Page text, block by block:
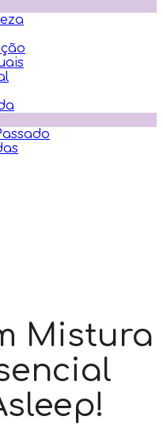
Mistura